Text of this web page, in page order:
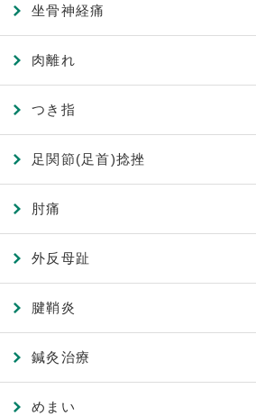
坐骨神経痛
肉離れ
つき指
足関節(足首)捻挫
肘痛
外反母趾
腱鞘炎
鍼灸治療
めまい